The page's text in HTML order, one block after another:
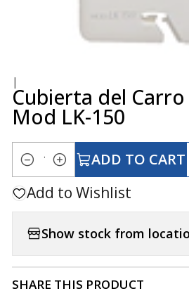
|
Cubierta del
Mod LK-150
Quantity
ADD TO CART
Add to Wishlist
Show stock from
SHARE THIS PRODUCT